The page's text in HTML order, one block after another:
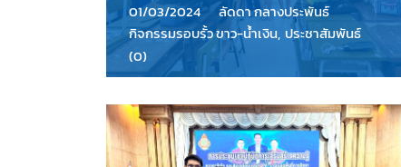
01/03/2024
ลัดดา กลางประพันธ์
กิจกรรมรอบรั้ว ขาว-น้ำเงิน, ประชาสัมพันธ์
(0)